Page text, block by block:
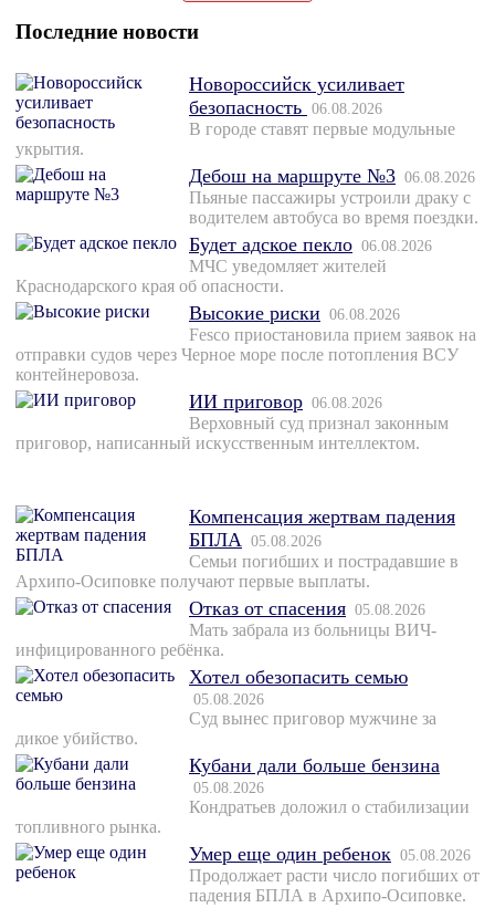
Последние новости
Новороссийск усиливает
безопасность 06.08.2026
В городе ставят первые модульные
укрытия.
Дебош на маршруте №3 06.08.2026
Пьяные пассажиры устроили драку с
водителем автобуса во время поездки.
Будет адское пекло 06.08.2026
МЧС уведомляет жителей
Краснодарского края об опасности.
Высокие риски 06.08.2026
Fesco приостановила прием заявок на
отправки судов через Черное море после потопления ВСУ
контейнеровоза.
ИИ приговор 06.08.2026
Верховный суд признал законным
приговор, написанный искусственным интеллектом.
Компенсация жертвам падения
БПЛА 05.08.2026
Семьи погибших и пострадавшие в
Архипо-Осиповке получают первые выплаты.
Отказ от спасения 05.08.2026
Мать забрала из больницы ВИЧ-
инфицированного ребёнка.
Хотел обезопасить семью
05.08.2026
Суд вынес приговор мужчине за
дикое убийство.
Кубани дали больше бензина
05.08.2026
Кондратьев доложил о стабилизации
топливного рынка.
Умер еще один ребенок 05.08.2026
Продолжает расти число погибших от
падения БПЛА в Архипо-Осиповке.